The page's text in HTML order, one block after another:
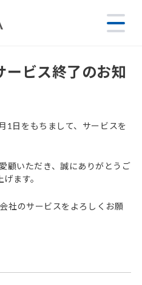
ビス終了のお知
日をもちまして、サービスを
顧いただき、誠にありがとうご
ます。
社のサービスをよろしくお願